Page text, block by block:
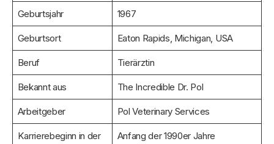
Geburtsjahr 1967
Geburtsort Eaton Rapids, Michigan, USA
Beruf Tierärztin
Bekannt aus The Incredible Dr. Pol
Arbeitgeber Pol Veterinary Services
Karrierebeginn in der
Anfang der 1990er Jahre